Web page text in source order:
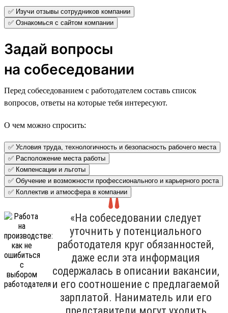
✅ Изучи отзывы сотрудников компании
✅ Ознакомься с сайтом компании
Задай вопросы
на собеседовании
Перед собеседованием с работодателем составь список
вопросов, ответы на которые тебя интересуют.
О чем можно спросить:
✅ Условия труда, технологичность и безопасность рабочего места
✅ Расположение места работы
✅ Компенсации и льготы
✅ Обучение и возможности профессионального и карьерного роста
✅ Коллектив и атмосфера в компании
«На собеседовании следует
уточнить у потенциального
работодателя круг обязанностей,
даже если эта информация
содержалась в описании вакансии,
и его соотношение с предлагаемой
зарплатой. Наниматель или его